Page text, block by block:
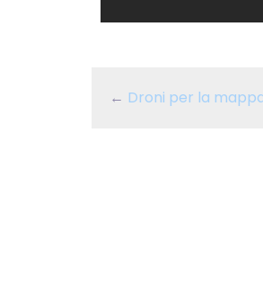
← Droni per la